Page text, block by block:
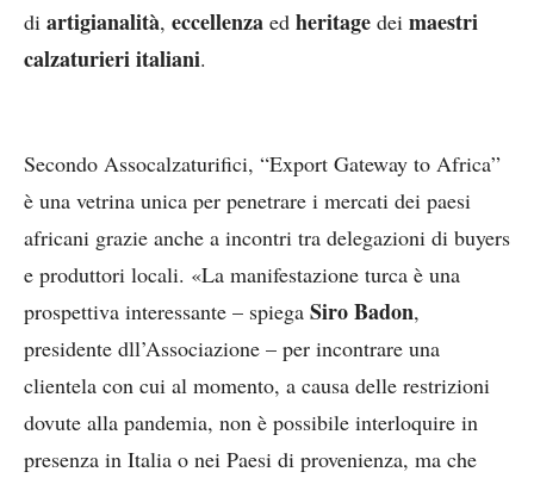
di artigianalità, eccellenza ed heritage dei maestri
calzaturieri italiani.
Secondo Assocalzaturifici, “Export Gateway to Africa”
è una vetrina unica per penetrare i mercati dei paesi
africani grazie anche a incontri tra delegazioni di buyers
e produttori locali. «La manifestazione turca è una
prospettiva interessante – spiega Siro Badon,
presidente dll’Associazione – per incontrare una
clientela con cui al momento, a causa delle restrizioni
dovute alla pandemia, non è possibile interloquire in
presenza in Italia o nei Paesi di provenienza, ma che